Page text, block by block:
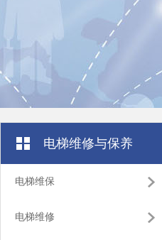
电梯维修与保养
电梯维保
电梯维修